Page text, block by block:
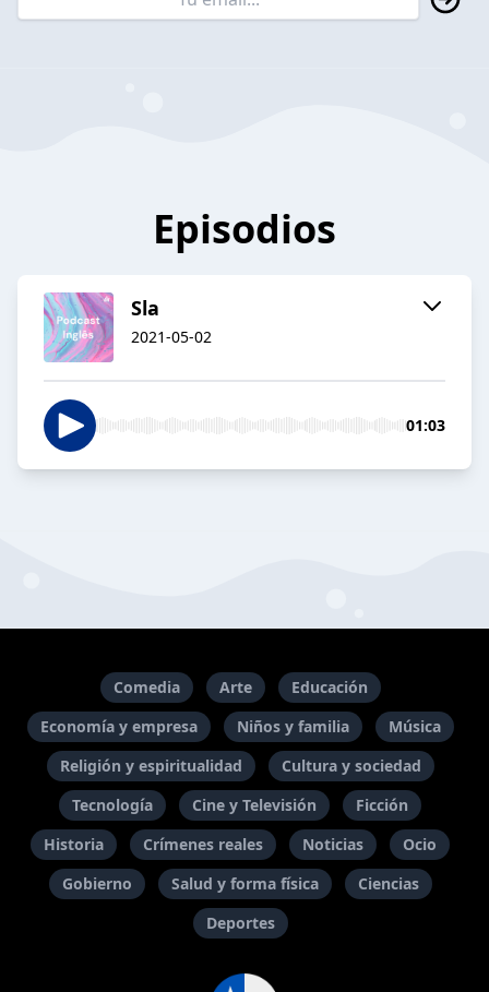
Episodios
Sla
2021-05-02
01:03
Comedia Arte
Educación
Economía y empresa
Niños y familia
Música
Religión y espiritualidad
Cultura y sociedad
Tecnología
Cine y Televisión
Ficción
Historia
Crímenes reales Noticias
Ocio
Gobierno
Salud y forma física
Ciencias
Deportes